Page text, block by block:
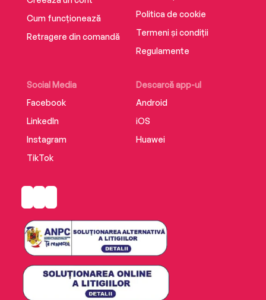
Cum funcționează
Retragere din comandă
Social Media
Facebook
LinkedIn
Instagram
TikTok
Descarcă app-ul
Android
iOS
Huawei
Politica de cookie
Termeni și condiții
Regulamente